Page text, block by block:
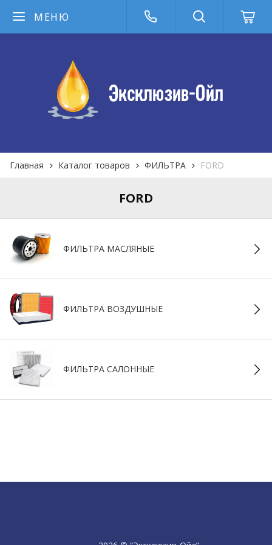
МЕНЮ
Главная Каталог товаров ФИЛЬТРА FORD
FORD
ФИЛЬТРА MАСЛЯНЫЕ
ФИЛЬТРА ВОЗДУШНЫЕ
ФИЛЬТРА САЛОННЫЕ